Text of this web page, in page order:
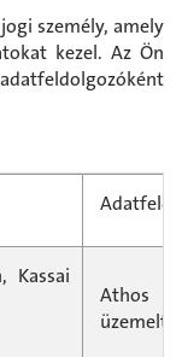
személy, amely
kezel. Az Ön
Kassai
Athos